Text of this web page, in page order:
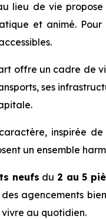
lieu de vie
et animé.
offre un cadre de
ses
inspirée de
un ensemble
neufs du 2 au 5
agencements
au quotidien.